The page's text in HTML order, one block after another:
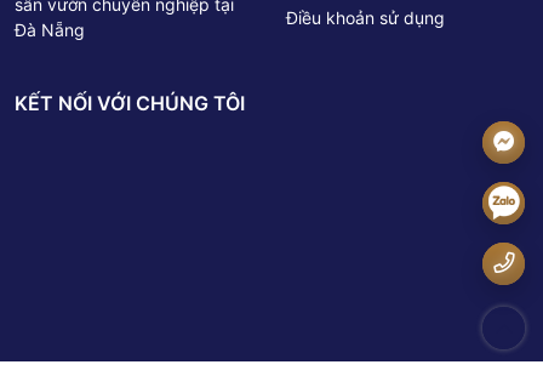
sân vườn chuyên nghiệp tại
Đà Nẵng
Điều khoản sử dụng
KẾT NỐI VỚI CHÚNG TÔI